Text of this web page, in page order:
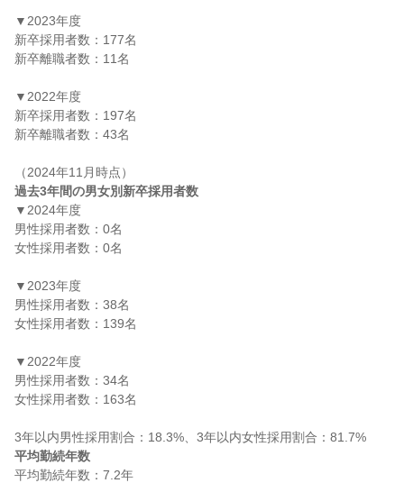
▼2023年度
新卒採用者数：177名
新卒離職者数：11名
▼2022年度
新卒採用者数：197名
新卒離職者数：43名
過去3年間の男女別新卒採用者数
▼2024年度
男性採用者数：0名
女性採用者数：0名
▼2023年度
男性採用者数：38名
女性採用者数：139名
▼2022年度
男性採用者数：34名
女性採用者数：163名
平均勤続年数
平均勤続年数：7.2年